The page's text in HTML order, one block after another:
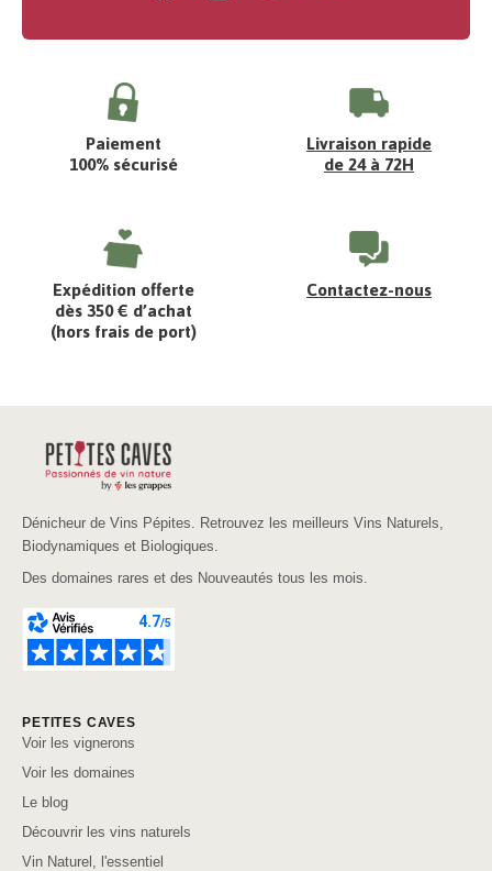
Paiement
100% sécurisé
Livraison rapide
de 24 à 72H
Expédition offerte
dès 350 € d’achat
(hors frais de port)
Contactez-nous
Dénicheur de Vins Pépites. Retrouvez les meilleurs Vins Naturels,
Biodynamiques et Biologiques.
Des domaines rares et des Nouveautés tous les mois.
PETITES CAVES
Voir les vignerons
Voir les domaines
Le blog
Découvrir les vins naturels
Vin Naturel, l'essentiel